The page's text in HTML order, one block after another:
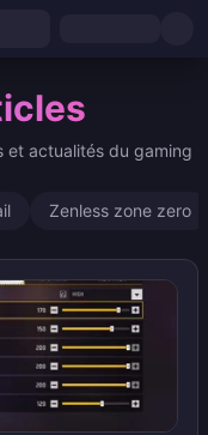
et actualités du gaming
Zenless zone zero